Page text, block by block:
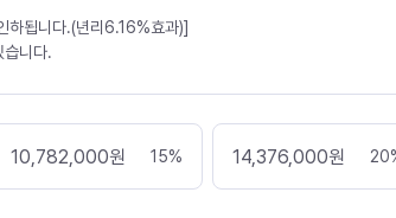
하됩니다.(년리6.16%효과)]
니다.
10,782,000원 15% 14,376,000원 20